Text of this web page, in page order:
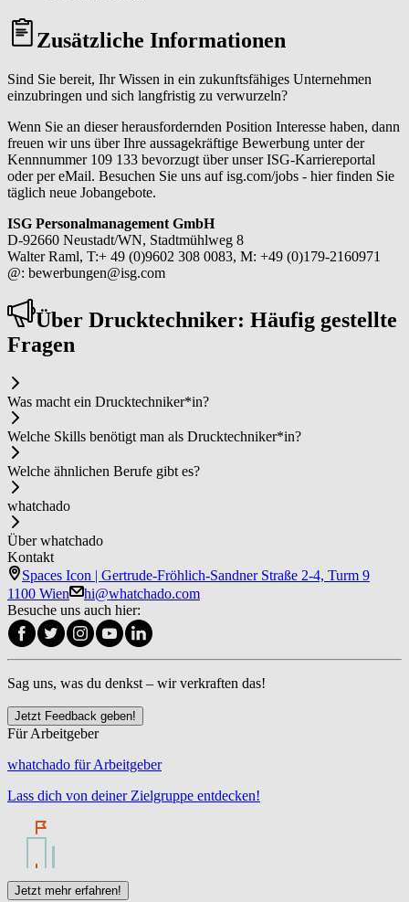
Zusätzliche Informationen
Sind Sie bereit, Ihr Wissen in ein zukunftsfähiges Unternehmen
einzubringen und sich langfristig zu verwurzeln?
Wenn Sie an dieser herausfordernden Position Interesse haben, dann
freuen wir uns über Ihre aussagekräftige Bewerbung unter der
Kennnummer 109 133 bevorzugt über unser ISG-Karriereportal
oder per eMail. Besuchen Sie uns auf isg.com/jobs - hier finden Sie
täglich neue Jobangebote.
ISG Personalmanagement GmbH
D-92660 Neustadt/WN, Stadtmühlweg 8
Walter Raml, T:+ 49 (0)9602 308 0083, M: +49 (0)179-2160971
@: bewerbungen@isg.com
Über Druck­tech­ni­ker: Häufig gestellte
Fragen
Was macht ein Druck­tech­ni­ker*in?
Welche Skills benötigt man als Druck­tech­ni­ker*in?
Welche ähnlichen Berufe gibt es?
whatchado
Über whatchado
Kontakt
Spaces Icon | Gertrude-Fröhlich-Sandner Straße 2-4, Turm 9
1100 Wien
hi@whatchado.com
Besuche uns auch hier:
Sag uns, was du denkst – wir verkraften das!
Jetzt Feedback geben!
Für Arbeitgeber
whatchado für Arbeitgeber
Lass dich von deiner Zielgruppe entdecken!
Jetzt mehr erfahren!